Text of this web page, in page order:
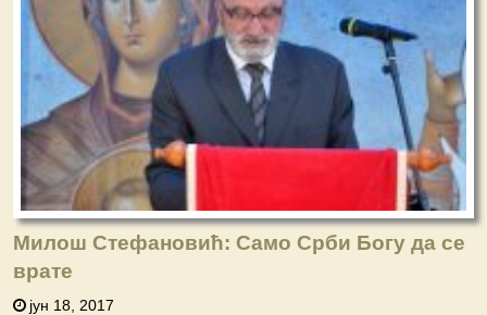
Милош Стефановић: Само Срби Богу да се
врате
јун 18, 2017